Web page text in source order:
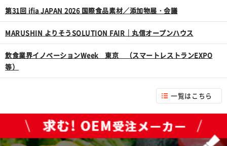
第31回 ifia JAPAN 2026 国際食品素材／添加物展・会議
MARUSHIN よりそうSOLUTION FAIR｜丸信オープンハウス
飲食業界イノベーションWeek 東京 （スマートレストランEXPO
等）
一覧はこちら